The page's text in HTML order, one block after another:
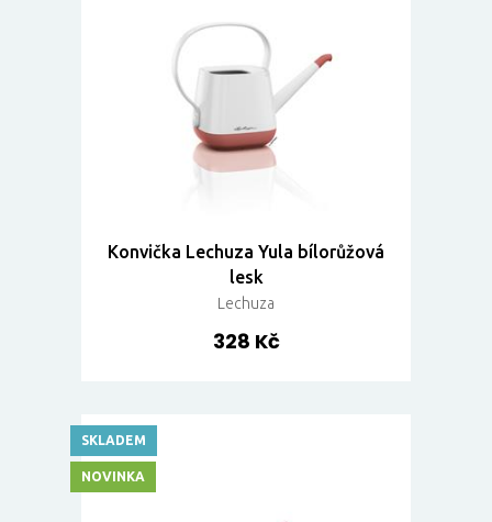
Konvička Lechuza Yula bílorůžová
lesk
Lechuza
328 Kč
SKLADEM
NOVINKA